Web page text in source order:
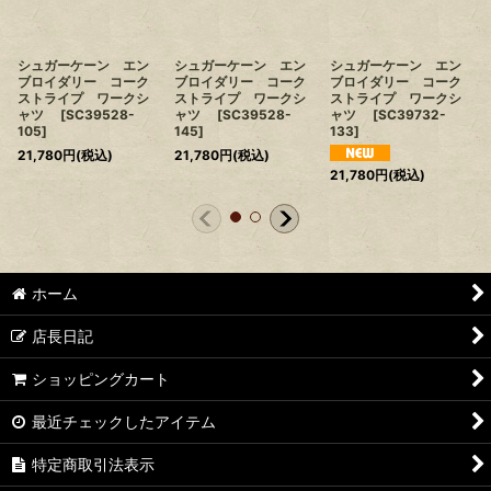
シュガーケーン エン
ブロイダリー コーク
ストライプ ワークシ
ャツ
[SC39528-
105]
21,780円(税込)
シュガーケーン エン
ブロイダリー コーク
ストライプ ワークシ
ャツ
[SC39528-
145]
21,780円(税込)
シュガーケーン エン
ブロイダリー コーク
ストライプ ワークシ
ャツ
[SC39732-
133]
21,780円(税込)
ホーム
店長日記
ショッピングカート
最近チェックしたアイテム
特定商取引法表示